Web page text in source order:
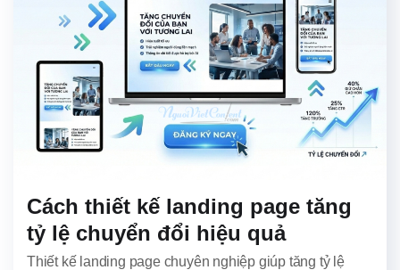
Cách thiết kế landing page tăng
tỷ lệ chuyển đổi hiệu quả
Thiết kế landing page chuyên nghiệp giúp tăng tỷ lệ